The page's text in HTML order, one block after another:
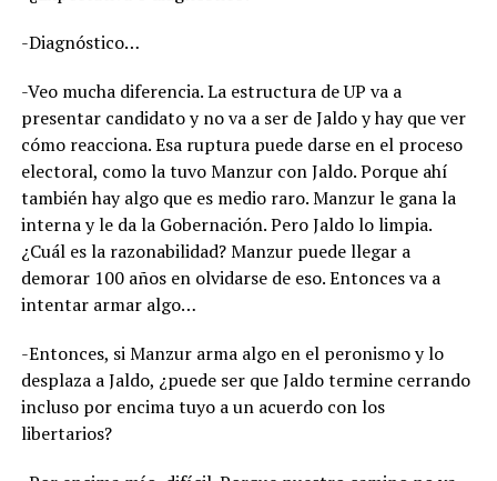
-Diagnóstico…
-Veo mucha diferencia. La estructura de UP va a
presentar candidato y no va a ser de Jaldo y hay que ver
cómo reacciona. Esa ruptura puede darse en el proceso
electoral, como la tuvo Manzur con Jaldo. Porque ahí
también hay algo que es medio raro. Manzur le gana la
interna y le da la Gobernación. Pero Jaldo lo limpia.
¿Cuál es la razonabilidad? Manzur puede llegar a
demorar 100 años en olvidarse de eso. Entonces va a
intentar armar algo…
-Entonces, si Manzur arma algo en el peronismo y lo
desplaza a Jaldo, ¿puede ser que Jaldo termine cerrando
incluso por encima tuyo a un acuerdo con los
libertarios?